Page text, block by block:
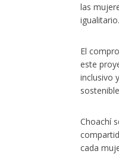
las
igualitario.
El
este
inclusivo
Choachí
cada